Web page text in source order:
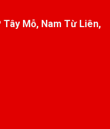
Mỗ, Nam Từ Liên,